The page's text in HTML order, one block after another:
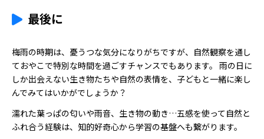
最後に
梅雨の時期は、憂うつな気分になりがちですが、自然観察を通し
ておやこで特別な時間を過ごすチャンスでもあります。 雨の日に
しか出会えない生き物たちや自然の表情を、子どもと一緒に楽し
んでみてはいかがでしょうか？
濡れた葉っぱの匂いや雨音、生き物の動き…五感を使って自然と
ふれ合う経験は、知的好奇心から学習の基盤へも繋がります。